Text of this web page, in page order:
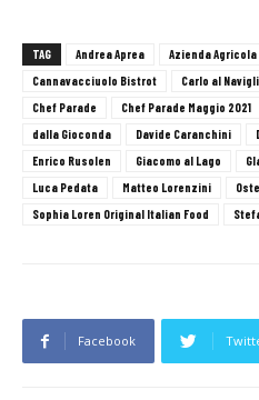
TAG Andrea Aprea
Azienda Agricola
Cannavacciuolo Bistrot
Carlo al
Chef Parade
Chef Parade Maggio 2021
dalla Gioconda
Davide Caranchini
Enrico Rusolen
Giacomo al Lago
Luca Pedata
Matteo Lorenzini
Sophia Loren Original Italian Food
Facebook